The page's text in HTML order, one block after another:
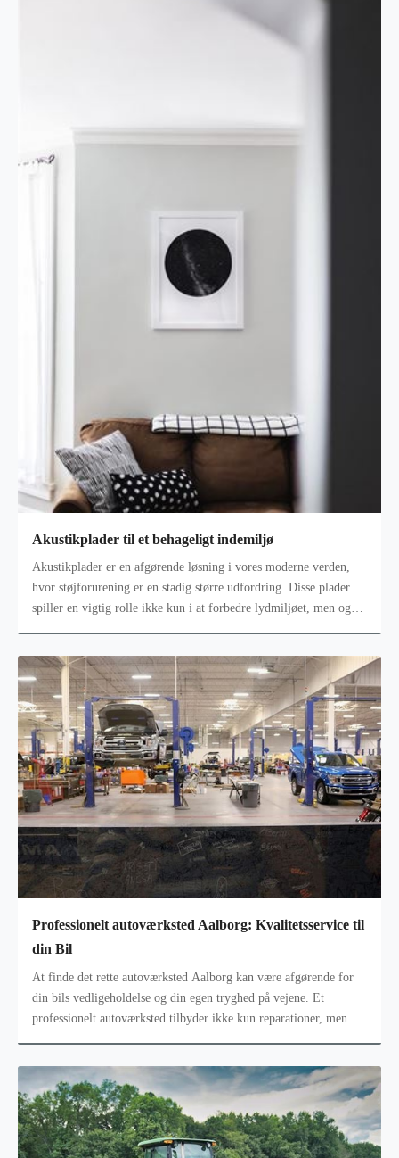
Akustikplader til et behageligt indemiljø
Akustikplader er en afgørende løsning i vores moderne verden,
hvor støjforurening er en stadig større udfordring. Disse plader
spiller en vigtig rolle ikke kun i at forbedre lydmiljøet, men også
Professionelt autoværksted Aalborg: Kvalitetsservice til
din Bil
At finde det rette autoværksted Aalborg kan være afgørende for
din bils vedligeholdelse og din egen tryghed på vejene. Et
professionelt autoværksted tilbyder ikke kun reparationer, men